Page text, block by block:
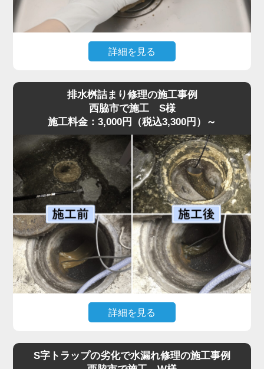
詳細を見る
水が流れなくなったとのご相談。
弊社のスタッフが最短即日で伺ったところ、スポンジがS
字トラップ奥まで入り込み、圧縮されて油脂汚れと一体化
して管を完全に塞いでいました。
異物落下は無理に取り出そうとするとさらに奥へ押し込ん
でしまうため、状況に応じて慎重な分解作業が必要です。
今回はトラップを外し、油脂と絡んだスポンジを取り除い
たうえで、内部洗浄を行い再発防止処置も実施。作業は45
分ほどで完了しました。
「明朗会計で安心して依頼できた」とのお声をいただいて
います。異物が落ちた場合は自分で触らず、早めに水道の
達人へご相談ください。
排水桝詰まり修理の施工事例
西脇市で施工 S様
施工料金：3,000円（税込3,300円）～
詳細を見る
た」との依頼で水道の達人が急行。調査すると、排水桝の
S字トラップの劣化で水漏れ修理の施工事例